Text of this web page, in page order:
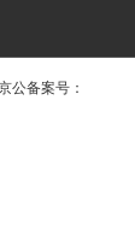
公备案号：